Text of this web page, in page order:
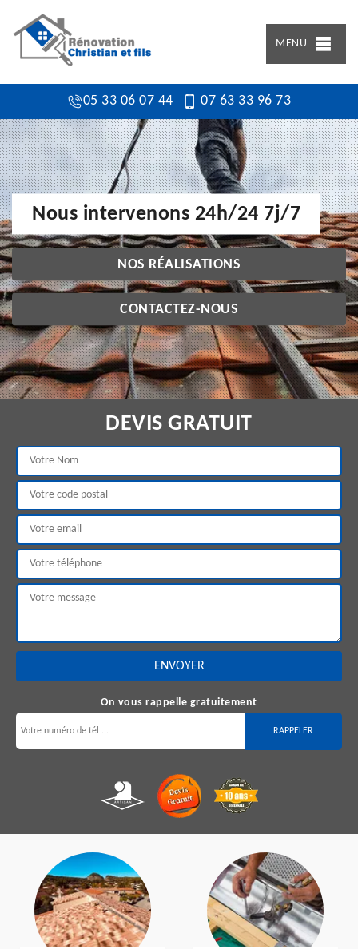
MENU
05 33 06 07 44 07 63 33 96 73
Nous intervenons 24h/24 7j/7
NOS RÉALISATIONS
CONTACTEZ-NOUS
DEVIS GRATUIT
On vous rappelle gratuitement